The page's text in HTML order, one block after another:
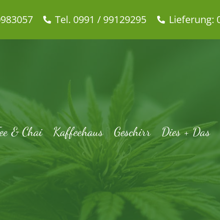
Tel. 0991 / 99129295 Lieferung:
& Chai Kaffeehaus Geschirr Dies + Das